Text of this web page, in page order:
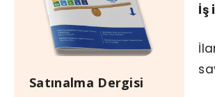
Satınalma Dergisi
İş